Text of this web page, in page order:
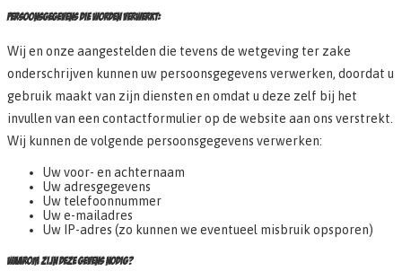
PERSOONSGEGEVENS DIE WORDEN VERWERKT:
Wij en onze aangestelden die tevens de wetgeving ter zake
onderschrijven kunnen uw persoonsgegevens verwerken, doordat u
gebruik maakt van zijn diensten en omdat u deze zelf bij het
invullen van een contactformulier op de website aan ons verstrekt.
Wij kunnen de volgende persoonsgegevens verwerken:
Uw voor- en achternaam
Uw adresgegevens
Uw telefoonnummer
Uw e-mailadres
Uw IP-adres (zo kunnen we eventueel misbruik opsporen)
WAAROM ZIJN DEZE GEVENS NODIG?